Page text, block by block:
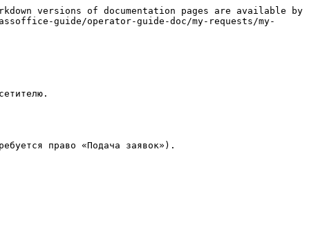
versions of documentation pages are available by
guide/operator-guide-doc/my-requests/my-
право «Подача заявок»).